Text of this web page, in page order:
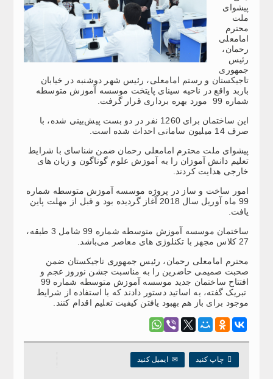
پیشوای
ملت
محترم
امامعلی
رحمان،
رئیس
جمهوری
تاجیکستان و رستم امامعلی، رئیس شهر دوشنبه در خیابان
باربد واقع در ناحیه سینای پایتخت موسسه آموزش متوسطه
شماره 99 مورد بهره برداری قرار گرفت.
این ساختمان برای 1260 نفر در دو بست پیش‌بینی شده، با
صرف 14 میلیون سامانی احداث شده است.
پیشوای ملت محترم امامعلی رحمان ضمن شناسای با شرایط
تعلیم دانش آموزان را به آموزش علوم گوناگون و زبان های
خارجی هدایت کردند.
امور ساخت و ساز در پروژه موسسه آموزش متوسطه شماره
99 ماه آوریل سال 2018 آغاز گردیده بود و قبل از مهلت پاین
یافت.
ساختمان موسسه آموزش متوسطه شماره 99 شامل 3 طبقه،
27 کلاس مجهز با تکنلوژی های معاصر می‌باشد.
محترم امامعلی رحمان، رئیس جمهوری تاجیکستان ضمن
صحبت صمیمی حاضرین را به مناسبت جشن نوروز عجم و
افتتاح ساختمان جدید موسسه آموزش متوسطه شماره 99
تبریک گفته، به اساتید دستور دادند که با استفاده از شرایط
موجود برای باز هم بهبود یافتن کیفیت تعلیم اقدام کنند.
 چاپ کنید ✉ایمیل کنید